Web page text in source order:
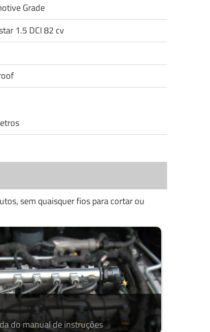
Grade
1.5 DCI 82 cv
sem quaisquer fios para cortar ou
do manual de instruções